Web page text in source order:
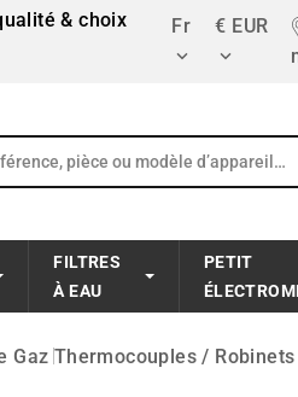
& choix
Fr

€ EUR

FILTRES
À EAU
PETIT
Gaz Thermocouples / Robinets